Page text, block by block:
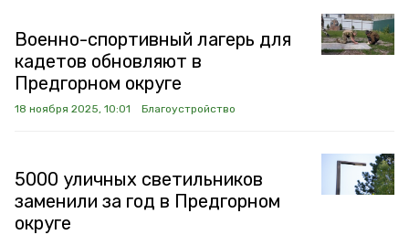
Военно-спортивный лагерь для
кадетов обновляют в
Предгорном округе
18 ноября 2025, 10:01 Благоустройство
5000 уличных светильников
заменили за год в Предгорном
округе